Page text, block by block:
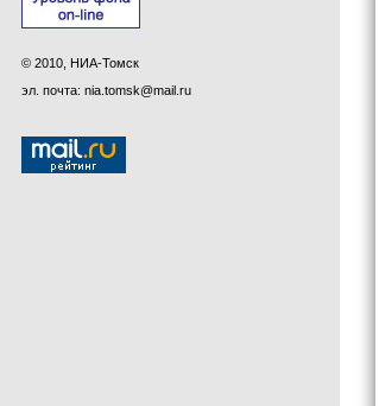
© 2010, НИА-Томск
эл. почта: nia.tomsk@mail.ru